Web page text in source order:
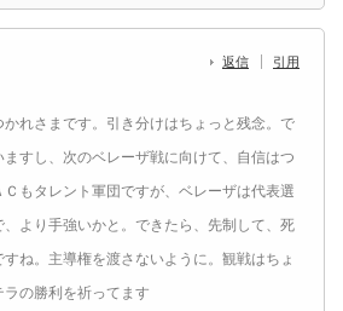
返信 引用
かれさまです。引き分けはちょっと残念。で
すし、次のベレーザ戦に向けて、自信はつ
もタレント軍団ですが、ベレーザは代表選
より手強いかと。できたら、先制して、死
ね。主導権を渡さないように。観戦はちょ
の勝利を祈ってます